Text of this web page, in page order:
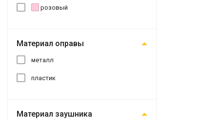
розовый
Материал оправы
металл
пластик
Материал заушника